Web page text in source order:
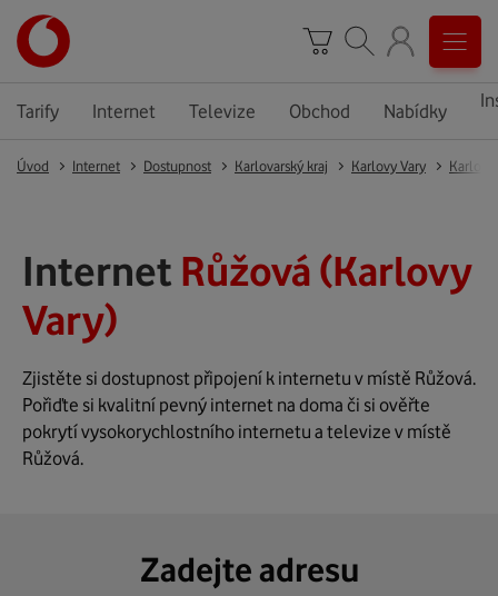
Tarify Internet Televize Obchod Nabídky
Úvod Internet Dostupnost Karlovarský kraj Karlovy Vary Karlovy
Internet Růžová (Karlovy
Vary)
Zjistěte si dostupnost připojení k internetu v místě Růžová.
Pořiďte si kvalitní pevný internet na doma či si ověřte
pokrytí vysokorychlostního internetu a televize v místě
Růžová.
Zadejte adresu